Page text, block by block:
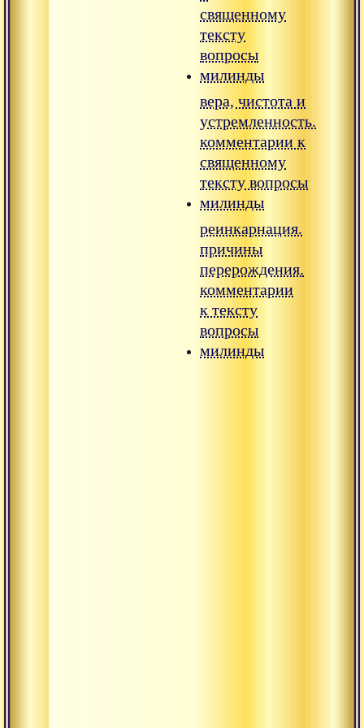
священному
тексту
вопросы
милинды
вера, чистота и
устремленность.
комментарии к
священному
тексту вопросы
милинды
реинкарнация.
причины
перерождения.
комментарии
к тексту
вопросы
милинды